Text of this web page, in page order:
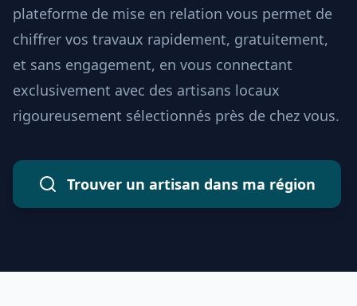
plateforme de mise en relation vous permet de
chiffrer vos travaux rapidement, gratuitement,
et sans engagement, en vous connectant
exclusivement avec des artisans locaux
rigoureusement sélectionnés près de chez vous.
Trouver un artisan dans ma région